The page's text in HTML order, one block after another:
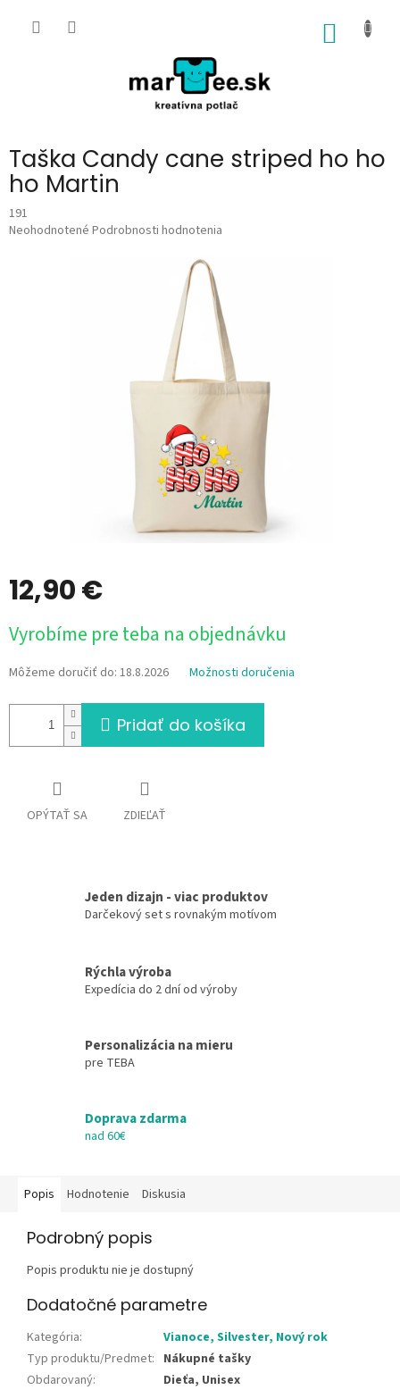
Taška Candy cane striped ho ho
ho Martin
191
Priemerné
Neohodnotené Podrobnosti hodnotenia
12,90 €
cena:
Vyrobíme pre teba na objednávku
Môžeme doručiť do: 18.8.2026 Možnosti doručenia
Pridať do košíka
OPÝTAŤ SA ZDIEĽAŤ
Jeden dizajn - viac produktov
Darčekový set s rovnakým motívom
Rýchla výroba
Expedícia do 2 dní od výroby
Personalizácia na mieru
pre TEBA
Doprava zdarma
nad 60€
Popis Hodnotenie Diskusia
Podrobný popis
Popis produktu nie je dostupný
Dodatočné parametre
Kategória:
Vianoce, Silvester, Nový rok
Typ produktu/Predmet: Nákupné tašky
Obdarovaný:
Dieťa, Unisex